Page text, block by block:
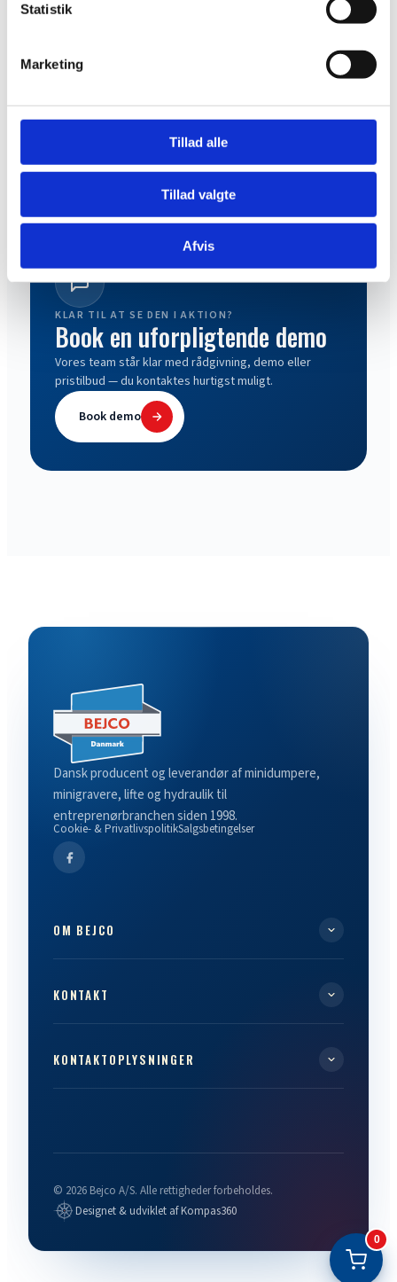
Statistik
Marketing
Tillad alle
Tillad valgte
Afvis
KLAR TIL AT SE DEN I AKTION?
Book en uforpligtende demo
Vores team står klar med rådgivning, demo eller
pristilbud — du kontaktes hurtigst muligt.
Book demo
Dansk producent og leverandør af minidumpere,
minigravere, lifte og hydraulik til
entreprenørbranchen siden 1998.
Cookie- & PrivatlivspolitikSalgsbetingelser
OM BEJCO
KONTAKT
KONTAKTOPLYSNINGER
© 2026 Bejco A/S. Alle rettigheder forbeholdes.
Designet & udviklet af Kompas360
0